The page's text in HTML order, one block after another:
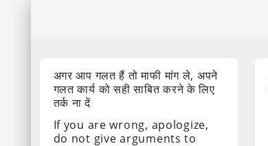
अगर आप गलत हैं तो माफी मांग ले, अपने
गलत कार्य को सही साबित करने के लिए
तर्क ना दें
If you are wrong, apologize,
do not give arguments to